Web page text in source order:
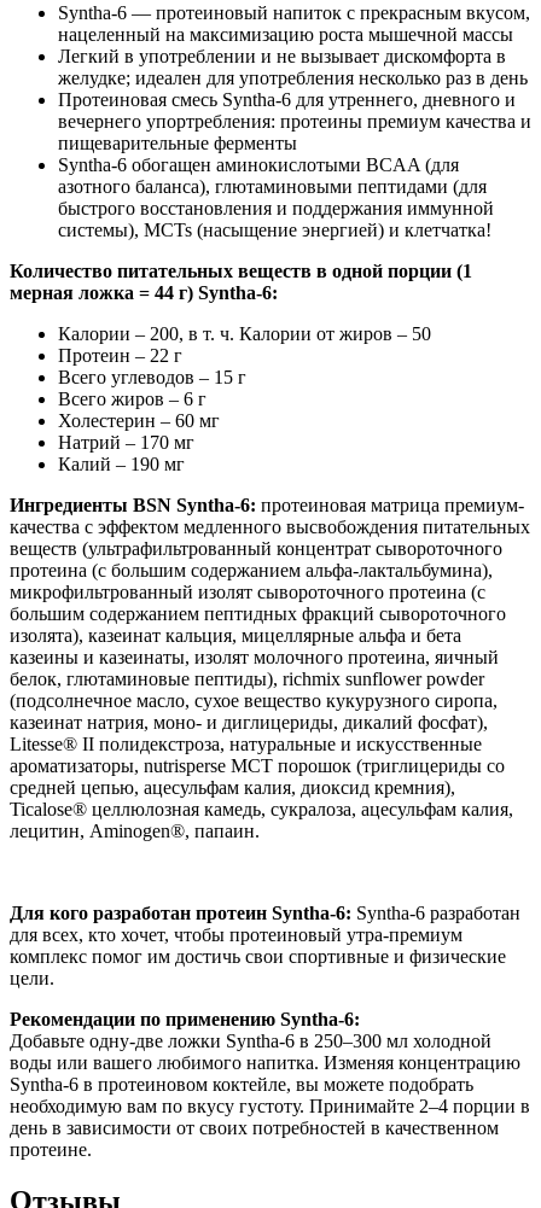
Syntha-6 — протеиновый напиток с прекрасным вкусом,
нацеленный на максимизацию роста мышечной массы
Легкий в употреблении и не вызывает дискомфорта в
желудке; идеален для употребления несколько раз в день
Протеиновая смесь Syntha-6 для утреннего, дневного и
вечернего упортребления: протеины премиум качества и
пищеварительные ферменты
Syntha-6 обогащен аминокислотыми BCAA (для
азотного баланса), глютаминовыми пептидами (для
быстрого восстановления и поддержания иммунной
системы), MCTs (насыщение энергией) и клетчатка!
Количество питательных веществ в одной порции (1
мерная ложка = 44 г) Syntha-6:
Калории – 200, в т. ч. Калории от жиров – 50
Протеин – 22 г
Всего углеводов – 15 г
Всего жиров – 6 г
Холестерин – 60 мг
Натрий – 170 мг
Калий – 190 мг
Ингредиенты BSN Syntha-6: протеиновая матрица премиум-
качества с эффектом медленного высвобождения питательных
веществ (ультрафильтрованный концентрат сывороточного
протеина (с большим содержанием альфа-лактальбумина),
микрофильтрованный изолят сывороточного протеина (с
большим содержанием пептидных фракций сывороточного
изолята), казеинат кальция, мицеллярные альфа и бета
казеины и казеинаты, изолят молочного протеина, яичный
белок, глютаминовые пептиды), richmix sunflower powder
(подсолнечное масло, сухое вещество кукурузного сиропа,
казеинат натрия, моно- и диглицериды, дикалий фосфат),
Litesse® II полидекстроза, натуральные и искусственные
ароматизаторы, nutrisperse MCT порошок (триглицериды со
средней цепью, ацесульфам калия, диоксид кремния),
Ticalose® целлюлозная камедь, сукралоза, ацесульфам калия,
лецитин, Aminogen®, папаин.
Для кого разработан протеин Syntha-6: Syntha-6 разработан
для всех, кто хочет, чтобы протеиновый утра-премиум
комплекс помог им достичь свои спортивные и физические
цели.
Рекомендации по применению Syntha-6:
Добавьте одну-две ложки Syntha-6 в 250–300 мл холодной
воды или вашего любимого напитка. Изменяя концентрацию
Syntha-6 в протеиновом коктейле, вы можете подобрать
необходимую вам по вкусу густоту. Принимайте 2–4 порции в
день в зависимости от своих потребностей в качественном
протеине.
Отзывы